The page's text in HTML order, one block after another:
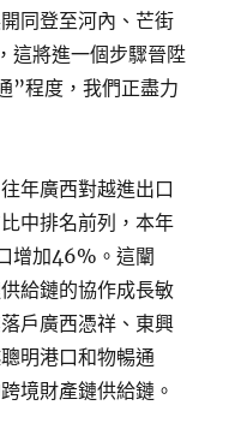
同登至河內、芒街
這將進一個步驟晉陞
”程度，我們正盡力
年廣西對越進出口
中排名前列，本年
增加46%。這闡
給鏈的協作成長敏
戶廣西憑祥、東興
明港口和物暢通
境財產鏈供給鏈。